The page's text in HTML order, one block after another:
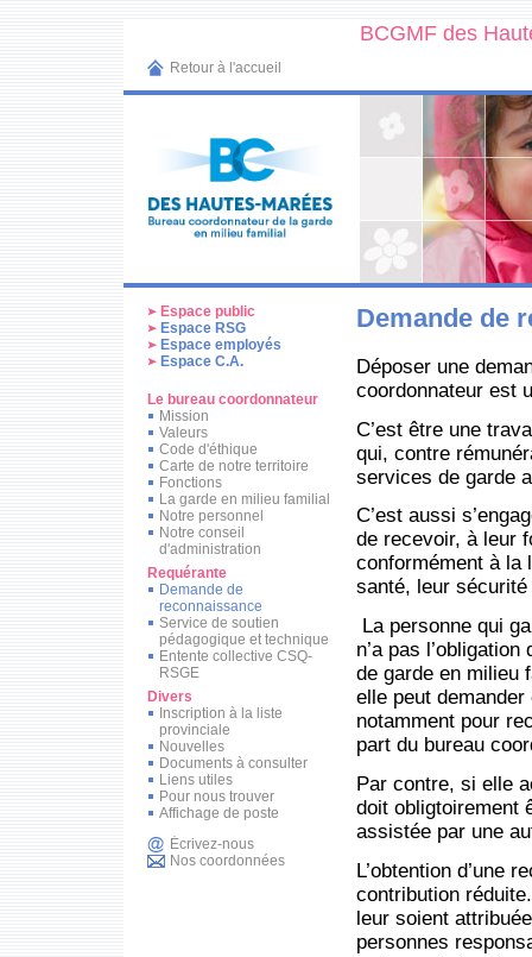
BCGMF des
Retour à l'accueil
Espace public
Espace RSG
Espace employés
Espace C.A.
Le bureau coordonnateur
Mission
Valeurs
Code d'éthique
Carte de notre territoire
Fonctions
La garde en milieu familial
Notre personnel
Notre conseil
d'administration
Requérante
Demande de
reconnaissance
Service de soutien
pédagogique et technique
Entente collective CSQ-
RSGE
Divers
Inscription à la liste
provinciale
Nouvelles
Documents à consulter
Liens utiles
Pour nous trouver
Affichage de poste
Écrivez-nous
Nos coordonnées
Demande de
Déposer une
coordonnateur est
C’est être une
qui, contre
services de garde
C’est aussi
de recevoir, à leur
conformément à la
santé, leur
La personne qui
n’a pas
de garde en milieu
elle peut
notamment pour
part du bureau
Par contre, si elle
doit obligtoirement
assistée par une
L’obtention d’une
contribution
leur soient
personnes